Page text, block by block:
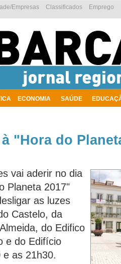
ECONOMIA SAÚDE
Emprego
Classificados
Empresas
"Hora do
vai aderir no dia
Planeta 2017"
as luzes
Castelo, da
do Edifico
e do Edifício
e as 21h30.